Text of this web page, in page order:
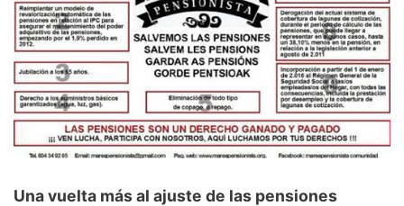
Una vuelta más al ajuste de las pensiones